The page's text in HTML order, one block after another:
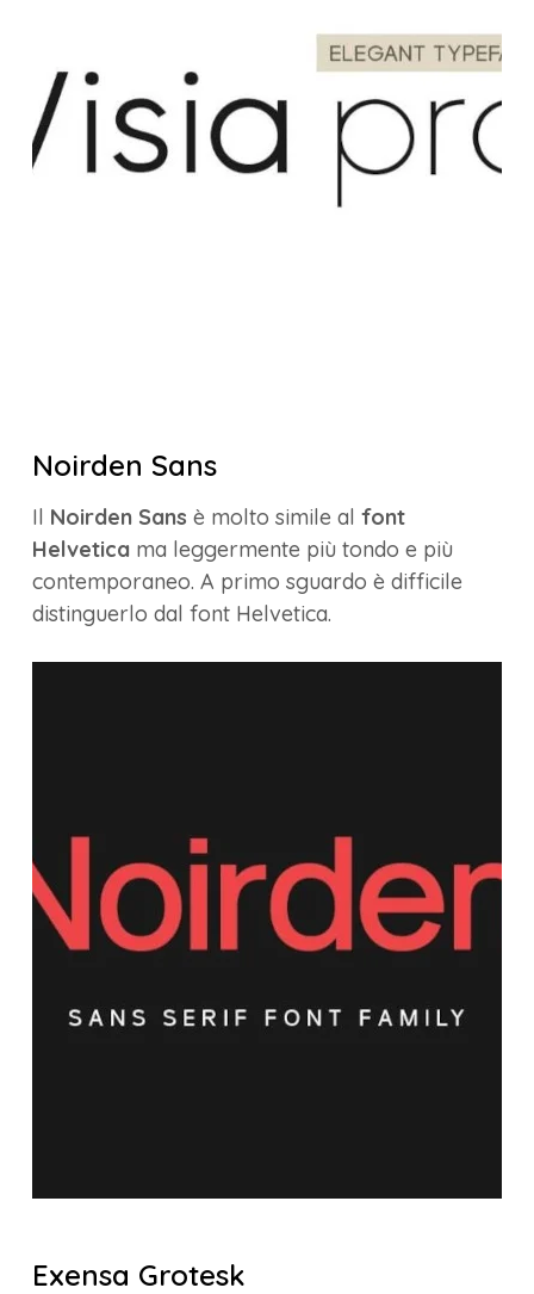
Noirden Sans
Il Noirden Sans è molto simile al font
Helvetica ma leggermente più tondo e più
contemporaneo. A primo sguardo è difficile
distinguerlo dal font Helvetica.
Exensa Grotesk